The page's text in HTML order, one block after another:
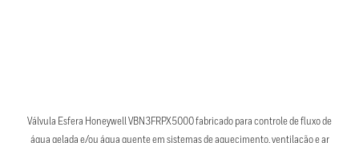
Válvula Esfera Honeywell VBN3FRPX5000 fabricado para controle de fluxo de
água gelada e/ou água quente em sistemas de aquecimento, ventilação e ar